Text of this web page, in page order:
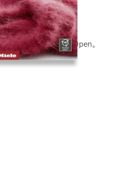
剤9個入り。EasyOpen。